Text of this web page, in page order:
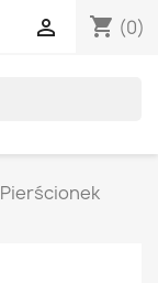
shopping_cart (0)

Pierścionek